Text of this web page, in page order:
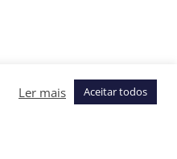
Ler mais Aceitar todos